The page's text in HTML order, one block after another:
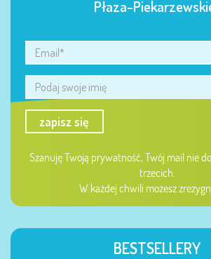
Płaza-
zapisz się
Szanuję Twoją prywatność, Twój mail nie
trzecich.
W każdej chwili możesz
BESTSELLERY